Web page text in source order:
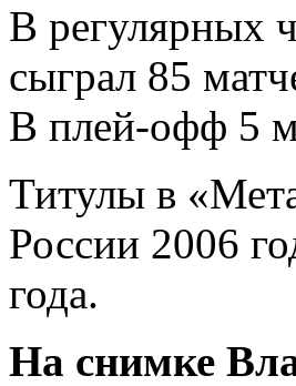
В регулярных
сыграл 85
В плей-офф 5
Титулы в
России 2006
года.
На снимке